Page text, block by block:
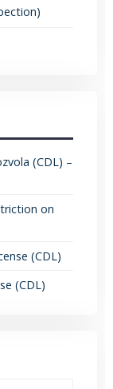
(CDL) –
on
(CDL)
(CDL)